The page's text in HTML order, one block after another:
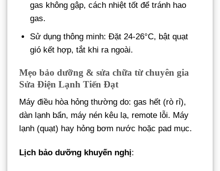
gas không gập, cách nhiệt tốt để tránh hao
gas.
Sử dụng thông minh: Đặt 24-26°C, bật quạt
gió kết hợp, tắt khi ra ngoài.
Mẹo bảo dưỡng & sửa chữa từ chuyên gia
Sửa Điện Lạnh Tiến Đạt
Máy điều hòa hỏng thường do: gas hết (rò rỉ),
dàn lạnh bẩn, máy nén kêu lạ, remote lỗi. Máy
lạnh (quạt) hay hỏng bơm nước hoặc pad mục.
Lịch bảo dưỡng khuyến nghị: